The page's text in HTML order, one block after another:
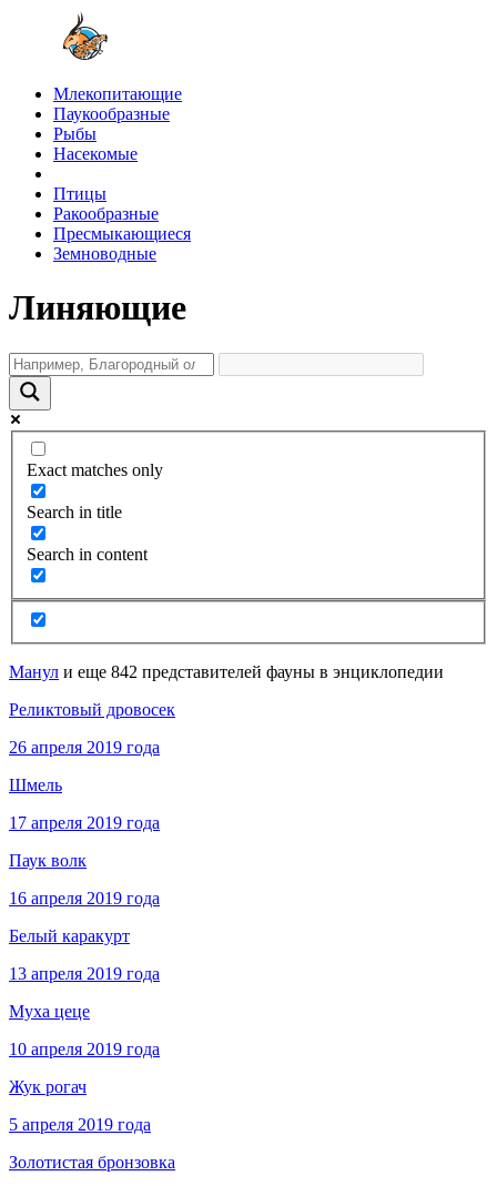
Млекопитающие
Паукообразные
Рыбы
Насекомые
Птицы
Ракообразные
Пресмыкающиеся
Земноводные
Линяющие
Exact matches only
Search in title
Search in content
Манул и еще 842 представителей фауны в энциклопедии
Реликтовый дровосек
26 апреля 2019 года
Шмель
17 апреля 2019 года
Паук волк
16 апреля 2019 года
Белый каракурт
13 апреля 2019 года
Муха цеце
10 апреля 2019 года
Жук рогач
5 апреля 2019 года
Золотистая бронзовка